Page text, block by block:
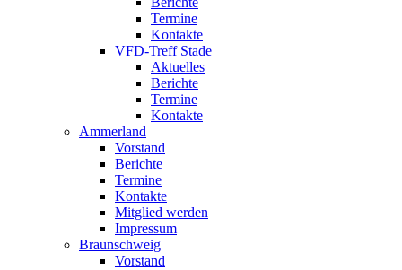
Termine
Kontakte
VFD-Treff Stade
Aktuelles
Berichte
Termine
Kontakte
Ammerland
Vorstand
Berichte
Termine
Kontakte
Mitglied werden
Impressum
Braunschweig
Vorstand